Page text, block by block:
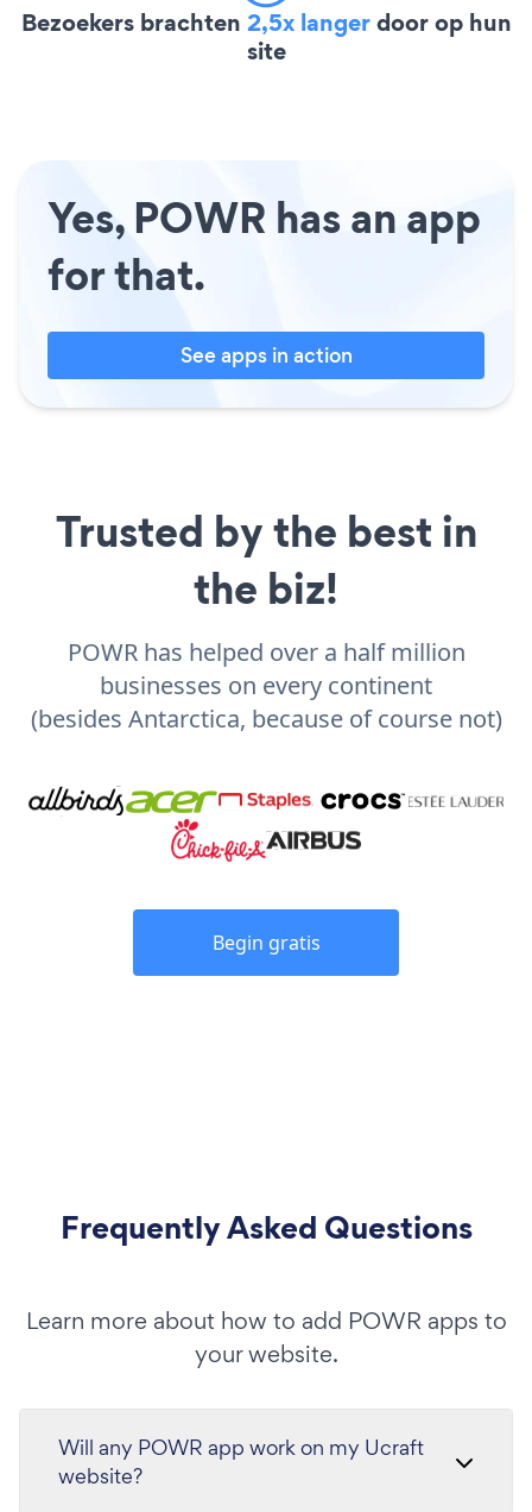
Bezoekers brachten 2,5x langerdoor op hun
site
Yes, POWR has an app
for that.
See apps in action
Trusted by the best in
the biz!
POWR has helped over a half million
businesses on every continent
(besides Antarctica, because of course not)
Begin gratis
Frequently Asked Questions
Learn more about how to add POWR apps to
your website.
Will any POWR app work on my Ucraft
website?